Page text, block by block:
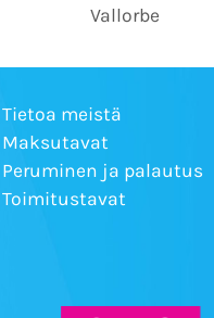
Vallorbe
Tietoa meistä
Maksutavat
Peruminen ja palautus
Toimitustavat